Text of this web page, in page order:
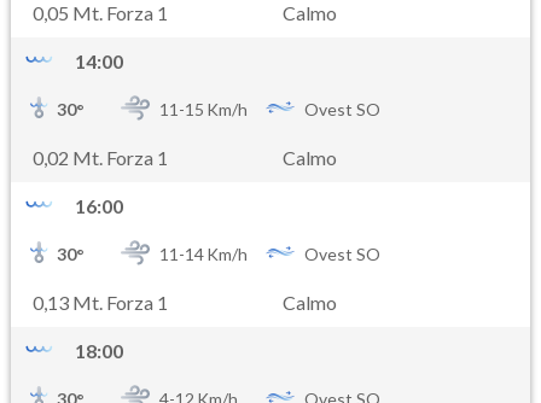
0,05 Mt. Forza 1 Calmo
14:00
30° 11-15 Km/h Ovest SO
0,02 Mt. Forza 1 Calmo
16:00
30° 11-14Km/h Ovest SO
0,13 Mt. Forza 1 Calmo
18:00